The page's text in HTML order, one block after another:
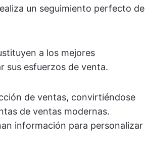
un seguimiento perfecto de
a los mejores
sus esfuerzos de venta.
de ventas, convirtiéndose
de ventas modernas.
información para personalizar